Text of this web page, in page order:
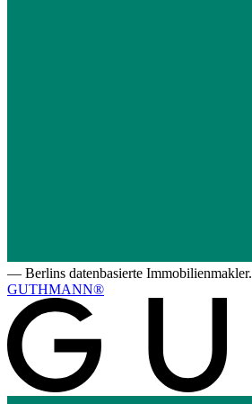
— Berlins datenbasierte Immobilienmakler.
GUTHMANN®